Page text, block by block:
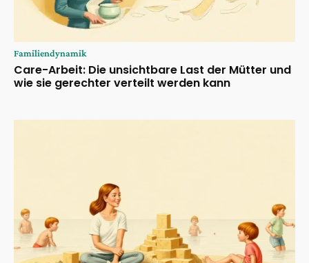
Familiendynamik
Care-Arbeit: Die unsichtbare Last der Mütter und
wie sie gerechter verteilt werden kann